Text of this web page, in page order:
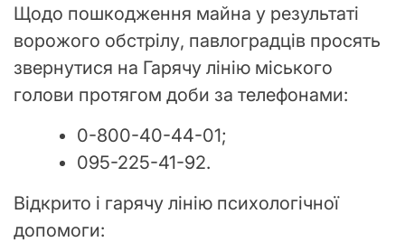
Щодо пошкодження майна у результаті
ворожого обстрілу, павлоградців просять
звернутися на Гарячу лінію міського
голови протягом доби за телефонами:
0-800-40-44-01;
095-225-41-92.
Відкрито і гарячу лінію психологічної
допомоги: